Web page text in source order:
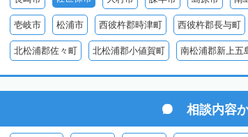
壱岐市 松浦市 西彼杵郡時津町 西彼杵郡長与町
北松浦郡佐々町 北松浦郡小値賀町 南松浦郡新上五
相談内容